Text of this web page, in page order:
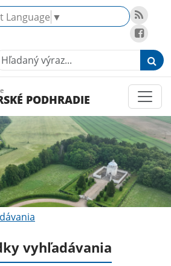
Language ▼
výraz...
PODHRADIE
vyhľadávania